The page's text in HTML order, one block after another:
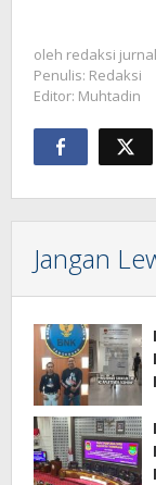
oleh redaksi jurnal
Penulis: Redaksi
Editor: Muhtadin
Jangan